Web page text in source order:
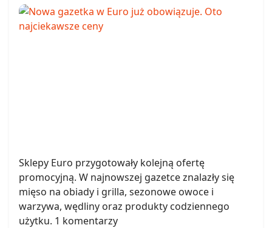
Sklepy Euro przygotowały kolejną ofertę
promocyjną. W najnowszej gazetce znalazły się
mięso na obiady i grilla, sezonowe owoce i
warzywa, wędliny oraz produkty codziennego
użytku. 1 komentarzy